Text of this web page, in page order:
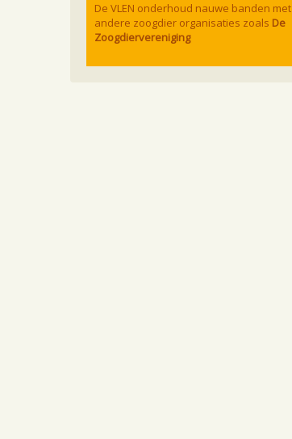
De VLEN onderhoud nauwe banden met
andere zoogdier organisaties zoals De
Zoogdiervereniging